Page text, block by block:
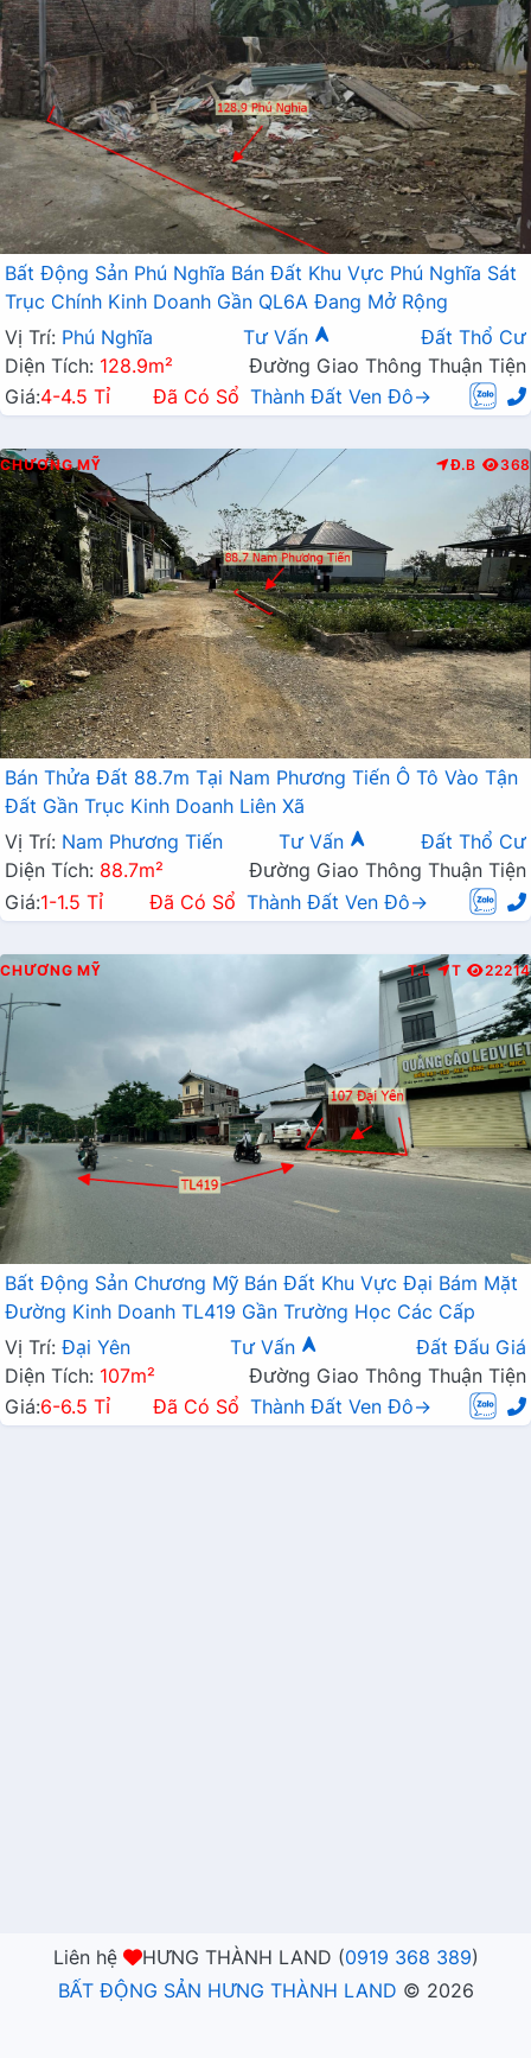
Bất Động Sản Phú Nghĩa Bán Đất Khu Vực Phú Nghĩa Sát
Trục Chính Kinh Doanh Gần QL6A Đang Mở Rộng
Vị Trí: Phú Nghĩa Tư Vấn
Đất Thổ Cư
Diện Tích: 128.9m²
Đường Giao Thông Thuận Tiện
Giá:4-4.5 Tỉ Đã Có Sổ Thành Đất Ven Đô→
CHƯƠNG MỸ Đ.B 368
Bán Thửa Đất 88.7m Tại Nam Phương Tiến Ô Tô Vào Tận
Đất Gần Trục Kinh Doanh Liên Xã
Vị Trí: Nam Phương Tiến Tư Vấn
Đất Thổ Cư
Diện Tích: 88.7m²
Đường Giao Thông Thuận Tiện
Giá:1-1.5 Tỉ Đã Có Sổ Thành Đất Ven Đô→
CHƯƠNG MỸ T.L T 22214
Bất Động Sản Chương Mỹ Bán Đất Khu Vực Đại Bám Mặt
Đường Kinh Doanh TL419 Gần Trường Học Các Cấp
Vị Trí: Đại Yên Tư Vấn
Đất Đấu Giá
Diện Tích: 107m²
Đường Giao Thông Thuận Tiện
Giá:6-6.5 Tỉ Đã Có Sổ Thành Đất Ven Đô→
Liên hệ HƯNG THÀNH LAND (0919 368 389)
BẤT ĐỘNG SẢN HƯNG THÀNH LAND © 2026